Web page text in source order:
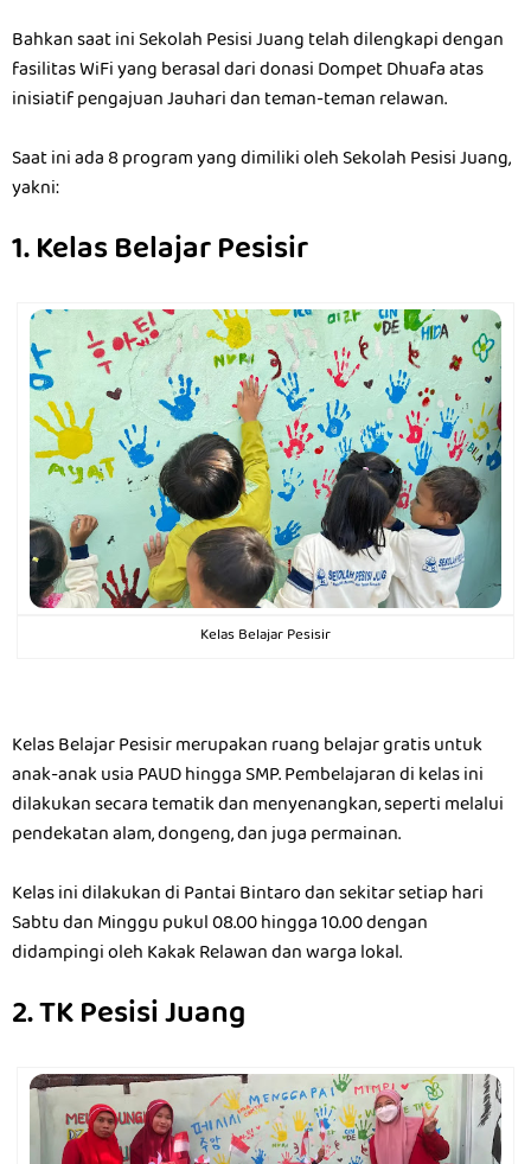
Bahkan saat ini Sekolah Pesisi Juang telah dilengkapi dengan
fasilitas WiFi yang berasal dari donasi Dompet Dhuafa atas
inisiatif pengajuan Jauhari dan teman-teman relawan.
Saat ini ada 8 program yang dimiliki oleh Sekolah Pesisi Juang,
yakni:
1. Kelas Belajar Pesisir
Kelas Belajar Pesisir
Kelas Belajar Pesisir merupakan ruang belajar gratis untuk
anak-anak usia PAUD hingga SMP. Pembelajaran di kelas ini
dilakukan secara tematik dan menyenangkan, seperti melalui
pendekatan alam, dongeng, dan juga permainan.
Kelas ini dilakukan di Pantai Bintaro dan sekitar setiap hari
Sabtu dan Minggu pukul 08.00 hingga 10.00 dengan
didampingi oleh Kakak Relawan dan warga lokal.
2. TK Pesisi Juang